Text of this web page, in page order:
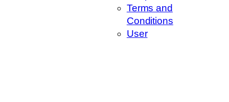
Terms and
Conditions
User